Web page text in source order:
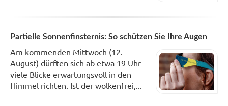
Partielle Sonnenfinsternis: So schützen Sie Ihre Augen
Am kommenden Mittwoch (12.
August) dürften sich ab etwa 19 Uhr
viele Blicke erwartungsvoll in den
Himmel richten. Ist der wolkenfrei,...